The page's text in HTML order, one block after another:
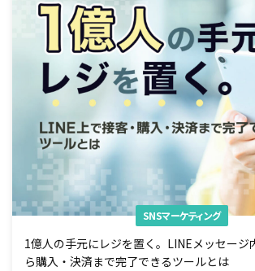
SNSマーケティング
1億人の手元にレジを置く。LINEメッセージ
ら購入・決済まで完了できるツールとは